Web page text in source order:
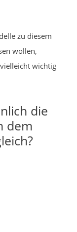
zu diesem
wollen,
wichtig
die
dem